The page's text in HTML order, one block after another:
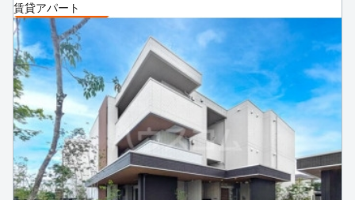
賃貸アパート